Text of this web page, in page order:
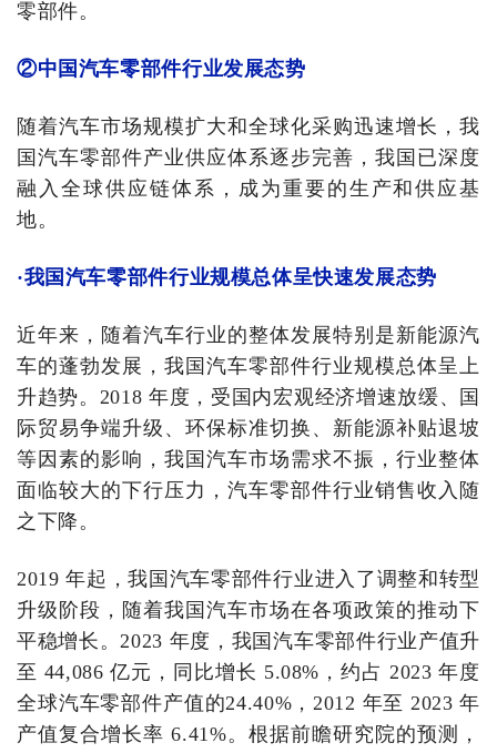
零部件。
②中国汽车零部件行业发展态势
随着汽车市场规模扩大和全球化采购迅速增长，我
国汽车零部件产业供应体系逐步完善，我国已深度
融入全球供应链体系，成为重要的生产和供应基
地。
·我国汽车零部件行业规模总体呈快速发展态势
近年来，随着汽车行业的整体发展特别是新能源汽
车的蓬勃发展，我国汽车零部件行业规模总体呈上
升趋势。2018 年度，受国内宏观经济增速放缓、国
际贸易争端升级、环保标准切换、新能源补贴退坡
等因素的影响，我国汽车市场需求不振，行业整体
面临较大的下行压力，汽车零部件行业销售收入随
之下降。
2019 年起，我国汽车零部件行业进入了调整和转型
升级阶段，随着我国汽车市场在各项政策的推动下
平稳增长。2023 年度，我国汽车零部件行业产值升
至 44,086 亿元，同比增长 5.08%，约占 2023 年度
全球汽车零部件产值的24.40%，2012 年至 2023 年
产值复合增长率 6.41%。根据前瞻研究院的预测，